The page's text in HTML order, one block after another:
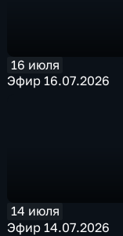
16 июля
Эфир 16.07.2026
14 июля
Эфир 14.07.2026